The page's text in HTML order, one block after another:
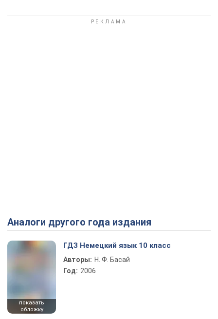
Аналоги другого года издания
показать
обложку
ГДЗ Немецкий язык 10 класс
Авторы: Н. Ф. Басай
Год: 2006